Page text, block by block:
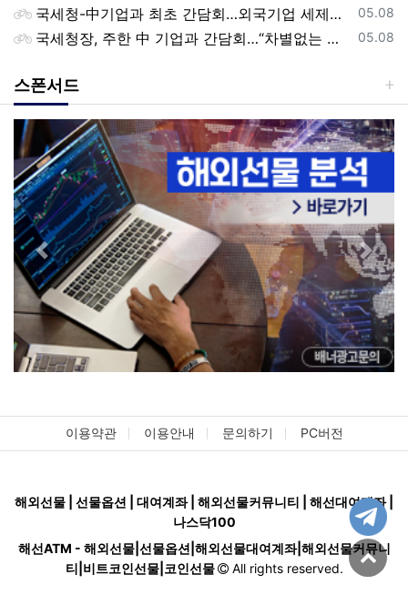
등록일
05.08
국세청-中기업과 최초 간담회…외국기업 세제혜택 등 논의
등록일
05.08
국세청장, 주한 中 기업과 간담회…“차별없는 공정과세 약속”
스폰서드
Previous Next
이용약관 이용안내 문의하기 PC버전
해외선물 | 선물옵션 | 대여계좌 | 해외선물커뮤니티 | 해선대여계좌 |
나스닥100
해선ATM - 해외선물|선물옵션|해외선물대여계좌|해외선물커뮤니
티|비트코인선물|코인선물
All rights reserved.